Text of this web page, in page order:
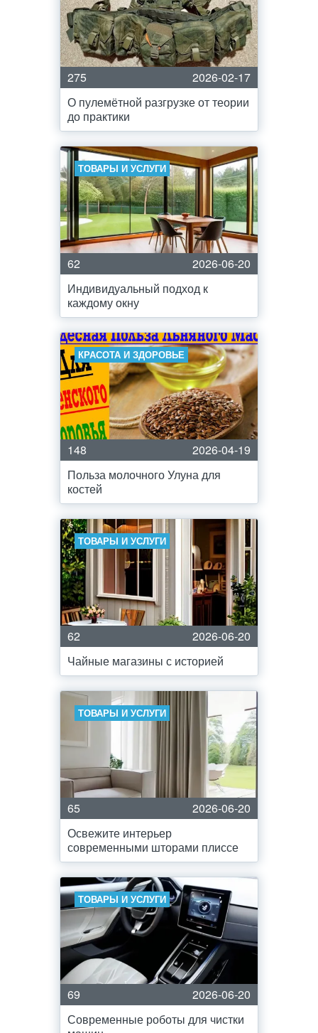
275
2026-02-17
О пулемётной разгрузке от теории
до практики
ТОВАРЫ И УСЛУГИ
62
2026-06-20
Индивидуальный подход к
каждому окну
КРАСОТА И ЗДОРОВЬЕ
148
2026-04-19
Польза молочного Улуна для
костей
ТОВАРЫ И УСЛУГИ
62
2026-06-20
Чайные магазины с историей
ТОВАРЫ И УСЛУГИ
65
2026-06-20
Освежите интерьер
современными шторами плиссе
ТОВАРЫ И УСЛУГИ
69
2026-06-20
Современные роботы для чистки